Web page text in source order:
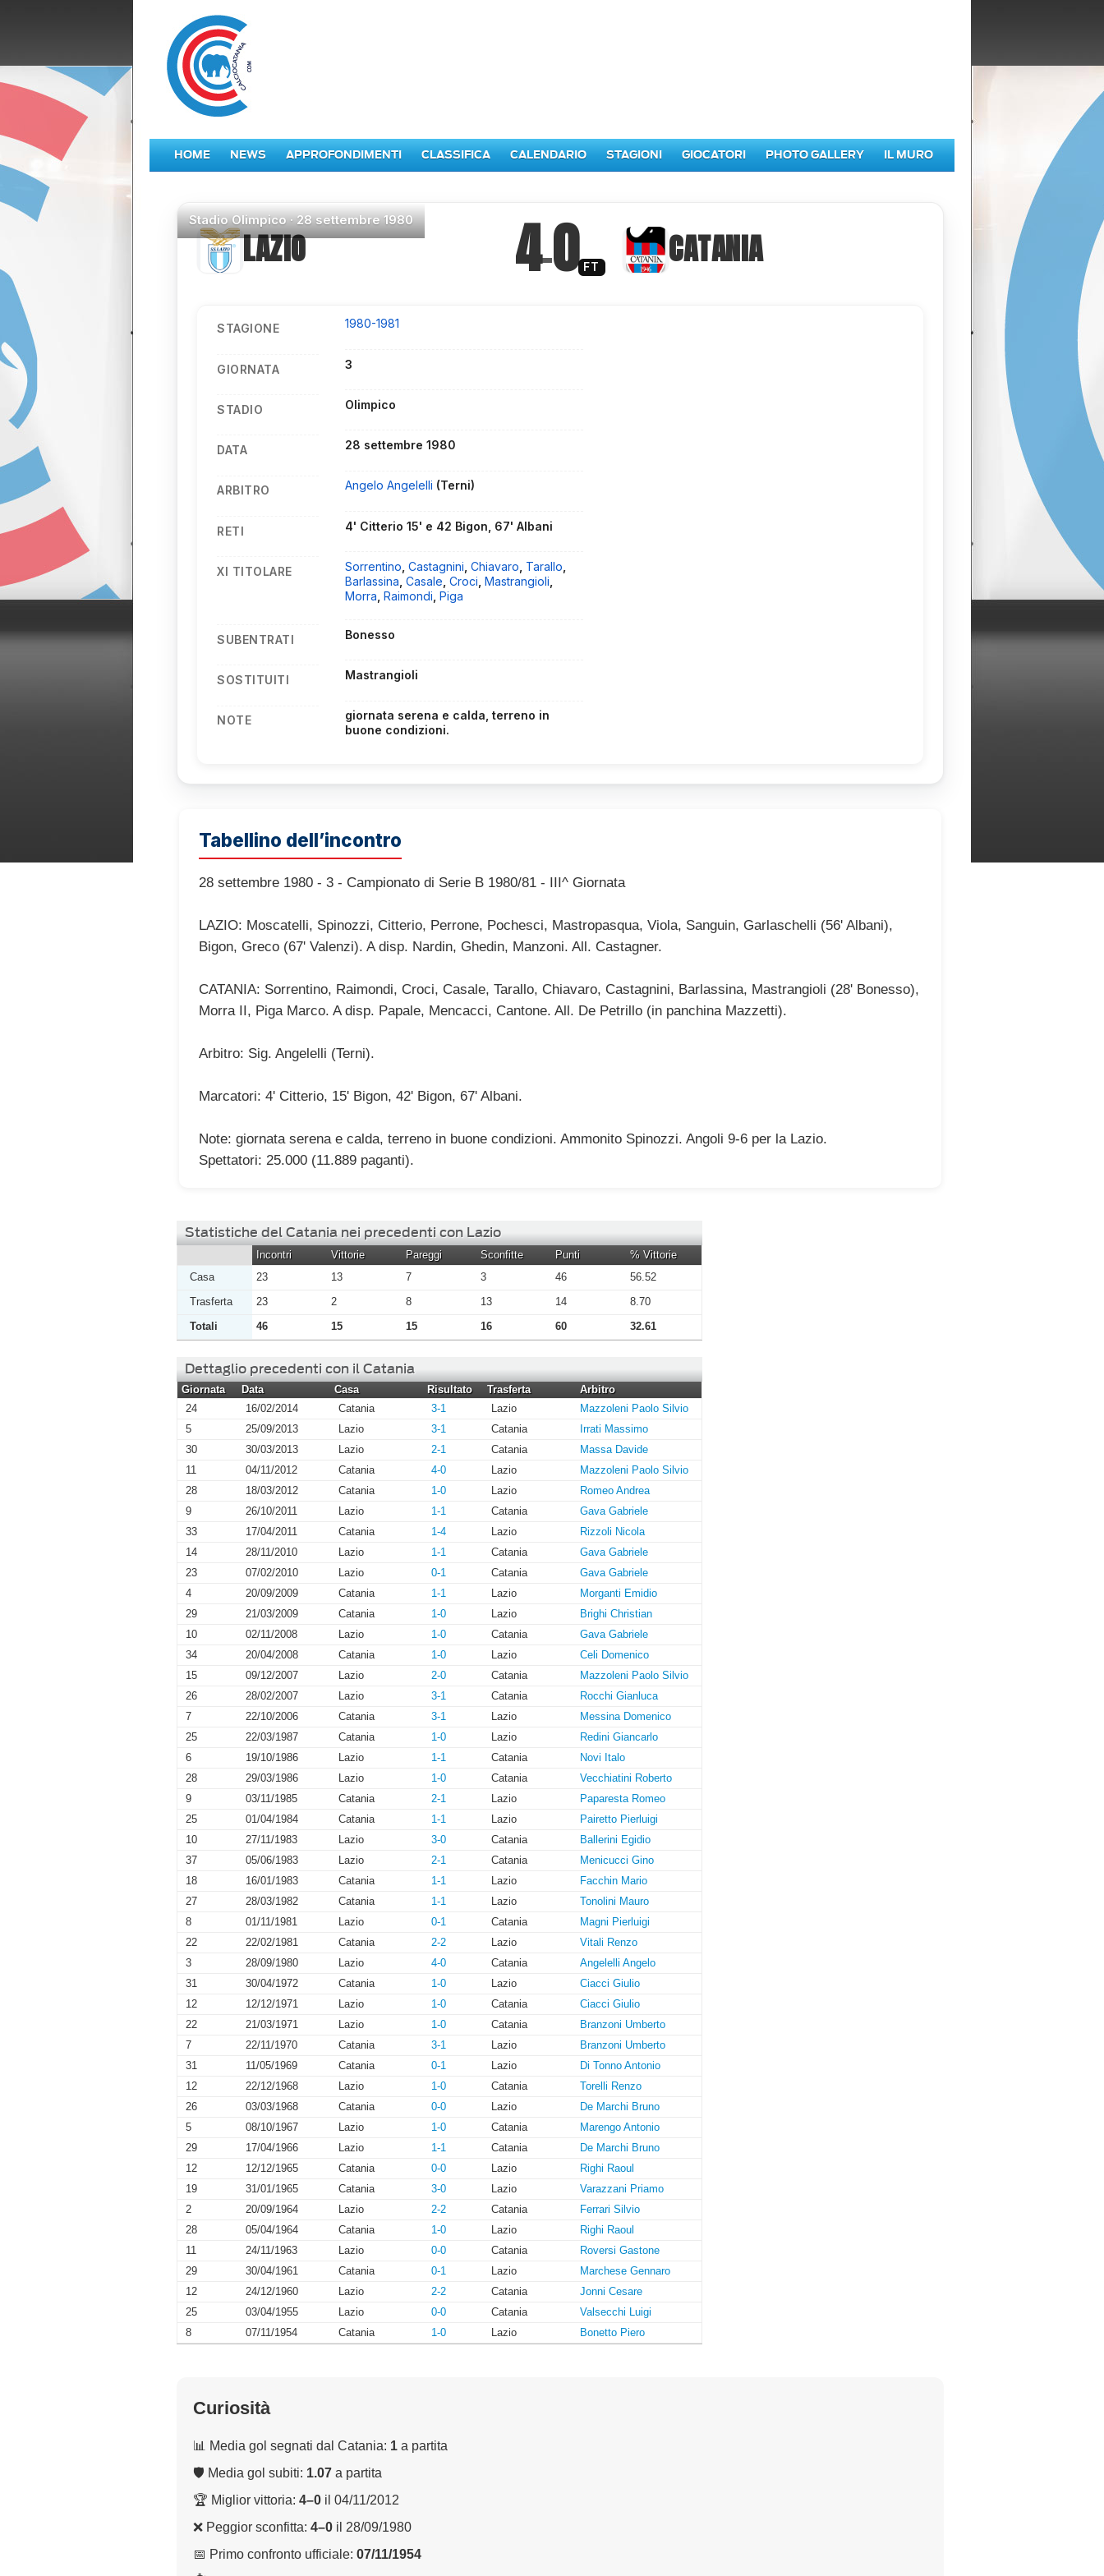
HOME NEWS APPROFONDIMENTI CLASSIFICA CALENDARIO STAGIONI GIOCATORI PHOTO GALLERY IL MURO
StadioOlimpico ·28 settembre 1980
LAZIO 4–0 FT CATANIA
STAGIONE 1980-1981
GIORNATA 3
STADIO Olimpico
DATA 28 settembre 1980
ARBITRO Angelo Angelelli (Terni)
RETI 4' Citterio 15' e 42 Bigon, 67' Albani
XI TITOLARE Sorrentino ,Castagnini ,Chiavaro Tarallo
Barlassina ,Casale ,Croci ,Mastrangioli
Morra ,Raimondi ,Piga
SUBENTRATI Bonesso
SOSTITUITI Mastrangioli
NOTE
giornata serena e calda, terreno in
buone condizioni.
Tabellino dell’incontro
28 settembre 1980 - 3 - Campionato di Serie B 1980/81 - III^ Giornata
LAZIO: Moscatelli, Spinozzi, Citterio, Perrone, Pochesci, Mastropasqua, Viola, Sanguin, Garlaschelli (56' Albani),
Bigon, Greco (67' Valenzi). A disp. Nardin, Ghedin, Manzoni. All. Castagner.
CATANIA: Sorrentino, Raimondi, Croci, Casale, Tarallo, Chiavaro, Castagnini, Barlassina, Mastrangioli (28' Bonesso),
Morra II, Piga Marco. A disp. Papale, Mencacci, Cantone. All. De Petrillo (in panchina Mazzetti).
Arbitro: Sig. Angelelli (Terni).
Marcatori: 4' Citterio, 15' Bigon, 42' Bigon, 67' Albani.
Note: giornata serena e calda, terreno in buone condizioni. Ammonito Spinozzi. Angoli 9-6 per la Lazio.
Spettatori: 25.000 (11.889 paganti).
Statistiche del Catania nei precedenti con Lazio
Incontri Vittorie Pareggi Sconfitte Punti
% Vittorie
Casa
23 13 7 3 46
56.52
Trasferta
23 2 8 13 14
8.70
Totali
46 15 15 16 60 32.61
Dettaglio precedenti con il Catania
Giornata Data Casa Risultato Trasferta
Arbitro
24
16/02/2014 Catania 3-1 Lazio
Mazzoleni Paolo Silvio
5
25/09/2013 Lazio 3-1 Catania
Irrati Massimo
30
30/03/2013 Lazio 2-1 Catania
Massa Davide
11
04/11/2012 Catania 4-0 Lazio
Mazzoleni Paolo Silvio
28
18/03/2012 Catania 1-0 Lazio
Romeo Andrea
9
26/10/2011 Lazio 1-1 Catania
Gava Gabriele
33
17/04/2011 Catania 1-4 Lazio
Rizzoli Nicola
14
28/11/2010 Lazio 1-1 Catania
Gava Gabriele
23
07/02/2010 Lazio 0-1 Catania
Gava Gabriele
4
20/09/2009 Catania 1-1 Lazio
Morganti Emidio
29
21/03/2009 Catania 1-0 Lazio
Brighi Christian
10
02/11/2008 Lazio 1-0 Catania
Gava Gabriele
34
20/04/2008 Catania 1-0 Lazio
Celi Domenico
15
09/12/2007 Lazio 2-0 Catania
Mazzoleni Paolo Silvio
26
28/02/2007 Lazio 3-1 Catania
Rocchi Gianluca
7
22/10/2006 Catania 3-1 Lazio
Messina Domenico
25
22/03/1987 Catania 1-0 Lazio
Redini Giancarlo
6
19/10/1986 Lazio 1-1 Catania
Novi Italo
28
29/03/1986 Lazio 1-0 Catania
Vecchiatini Roberto
9
03/11/1985 Catania 2-1 Lazio
Paparesta Romeo
25
01/04/1984 Catania 1-1 Lazio
Pairetto Pierluigi
10
27/11/1983 Lazio 3-0 Catania
Ballerini Egidio
37
05/06/1983 Lazio 2-1 Catania
Menicucci Gino
18
16/01/1983 Catania 1-1 Lazio
Facchin Mario
27
28/03/1982 Catania 1-1 Lazio
Tonolini Mauro
8
01/11/1981 Lazio 0-1 Catania
Magni Pierluigi
22
22/02/1981 Catania 2-2 Lazio
Vitali Renzo
3
28/09/1980 Lazio 4-0 Catania
Angelelli Angelo
31
30/04/1972 Catania 1-0 Lazio
Ciacci Giulio
12
12/12/1971 Lazio 1-0 Catania
Ciacci Giulio
22
21/03/1971 Lazio 1-0 Catania
Branzoni Umberto
7
22/11/1970 Catania 3-1 Lazio
Branzoni Umberto
31
11/05/1969 Catania 0-1 Lazio
Di Tonno Antonio
12
22/12/1968 Lazio 1-0 Catania
Torelli Renzo
26
03/03/1968 Catania 0-0 Lazio
De Marchi Bruno
5
08/10/1967 Lazio 1-0 Catania
Marengo Antonio
29
17/04/1966 Lazio 1-1 Catania
De Marchi Bruno
12
12/12/1965 Catania 0-0 Lazio
Righi Raoul
19
31/01/1965 Catania 3-0 Lazio
Varazzani Priamo
2
20/09/1964 Lazio 2-2 Catania
Ferrari Silvio
28
05/04/1964 Catania 1-0 Lazio
Righi Raoul
11
24/11/1963 Lazio 0-0 Catania
Roversi Gastone
29
30/04/1961 Catania 0-1 Lazio
Marchese Gennaro
12
24/12/1960 Lazio 2-2 Catania
Jonni Cesare
25
03/04/1955 Lazio 0-0 Catania
Valsecchi Luigi
8
07/11/1954 Catania 1-0 Lazio Bonetto Piero
Curiosità
📊 Media gol segnati dal Catania: 1 a partita
🛡 Media gol subiti: 1.07 a partita
🏆 Miglior vittoria: 4–0 il 04/11/2012
❌ Peggior sconfitta: 4–0 il 28/09/1980
📅 Primo confronto ufficiale: 07/11/1954